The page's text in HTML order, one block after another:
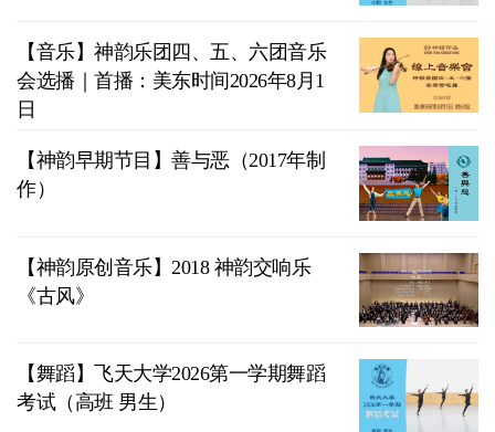
【音乐】神韵乐团四、五、六团音乐
会选播｜首播：美东时间2026年8月1
日
【神韵早期节目】善与恶（2017年制
作）
【神韵原创音乐】2018 神韵交响乐
《古风》
【舞蹈】飞天大学2026第一学期舞蹈
考试（高班 男生）